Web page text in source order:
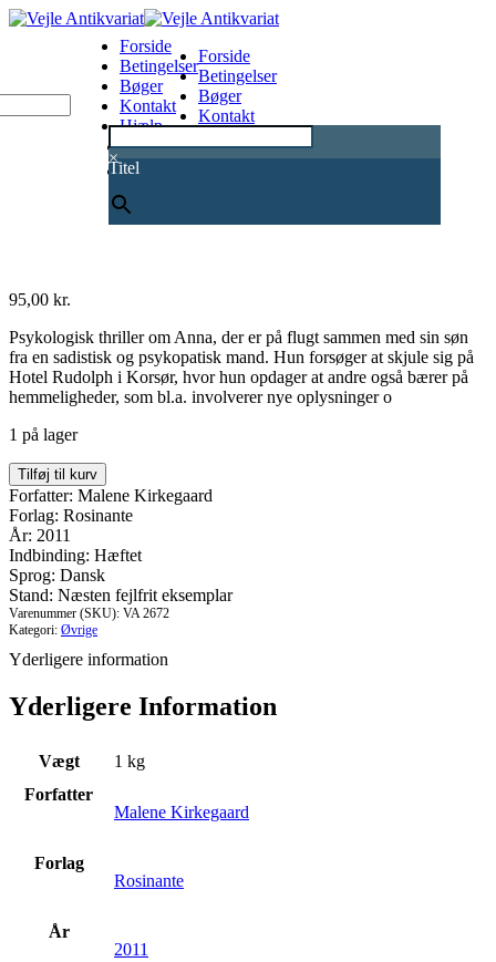
×
Titel
Forside
Betingelser
Bøger
Kontakt
Hjælp
0
Forside
Betingelser
Bøger
Kontakt
95,00 kr.
Psykologisk thriller om Anna, der er på flugt sammen med sin søn
fra en sadistisk og psykopatisk mand. Hun forsøger at skjule sig på
Hotel Rudolph i Korsør, hvor hun opdager at andre også bærer på
hemmeligheder, som bl.a. involverer nye oplysninger o
1 på lager
Hotel
Rudolph
-
thriller
#
antal
Tilføj til kurv
Forfatter: Malene Kirkegaard
Forlag: Rosinante
År: 2011
Indbinding: Hæftet
Sprog: Dansk
Stand: Næsten fejlfrit eksemplar
Varenummer (SKU): VA 2672
Kategori: Øvrige
Yderligere information
Yderligere Information
Vægt
1 kg
Forfatter
Malene Kirkegaard
Forlag
Rosinante
År
2011